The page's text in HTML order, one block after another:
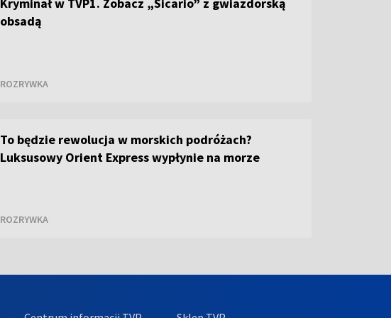
Kryminał w TVP1. Zobacz „Sicario” z gwiazdorską
obsadą
ROZRYWKA
To będzie rewolucja w morskich podróżach?
Luksusowy Orient Express wypłynie na morze
ROZRYWKA